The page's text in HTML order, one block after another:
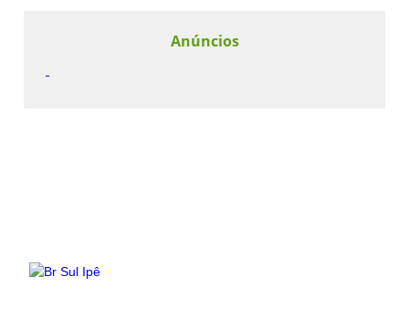
Anúncios